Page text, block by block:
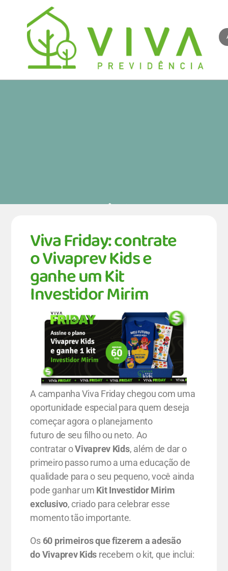
Notícias da
VIVA
Viva Friday: contrate
o Vivaprev Kids e
ganhe um Kit
Investidor Mirim
A campanha Viva Friday chegou com uma
oportunidade especial para quem deseja
começar agora o planejamento
futuro de seu filho ou neto. Ao
contratar oVivaprev Kids, além de dar o
primeiro passo rumo a uma educação de
qualidade para o seu pequeno, você ainda
pode ganhar um Kit Investidor Mirim
exclusivo, criado para celebrar esse
momento tão importante.
Os 60 primeiros que fizerem a adesão
do Vivaprev Kids recebem o kit, que inclui: